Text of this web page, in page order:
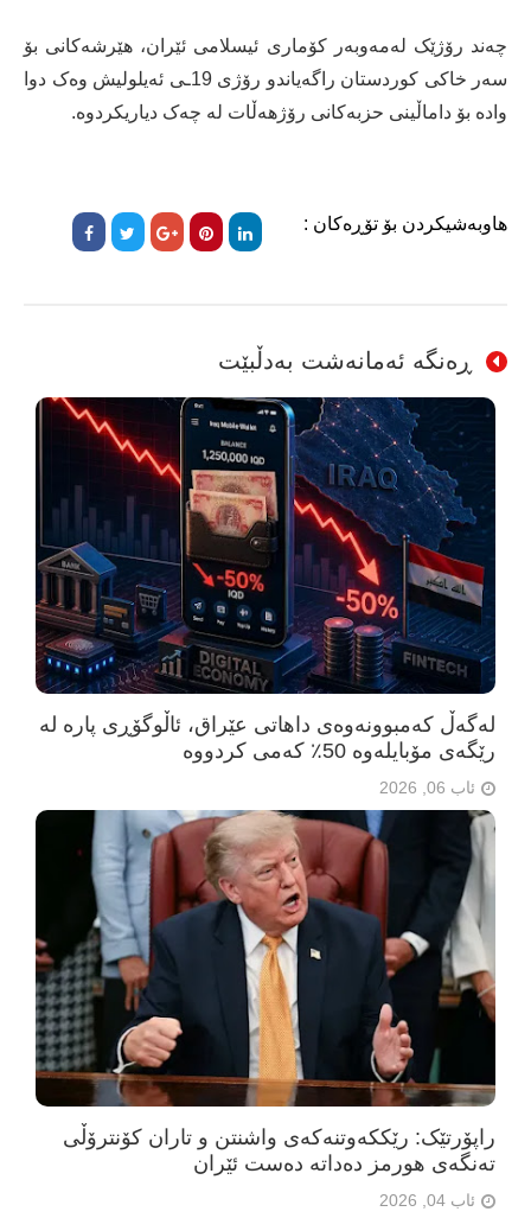
چەند رۆژێک لەمەوبەر کۆماری ئیسلامی ئێران، هێرشەکانی بۆ
سەر خاکی کوردستان راگەیاندو رۆژی 19ـی ئەیلولیش وەک دوا
وادە بۆ داماڵینی حزبەکانی رۆژهەڵات لە چەک دیاریکردوە.
هاوبەشیکردن بۆ تۆڕەکان :
ڕەنگە ئەمانەشت بەدڵبێت
لەگەڵ کەمبوونەوەی داهاتی عێراق، ئاڵوگۆڕی پارە لە
رێگەی مۆبایلەوە 50٪ کەمی کردووە
ئاب 06, 2026
راپۆرتێک: رێککەوتنەکەی واشنتن و تاران کۆنترۆڵی
تەنگەی هورمز دەداتە دەست ئێران
ئاب 04, 2026